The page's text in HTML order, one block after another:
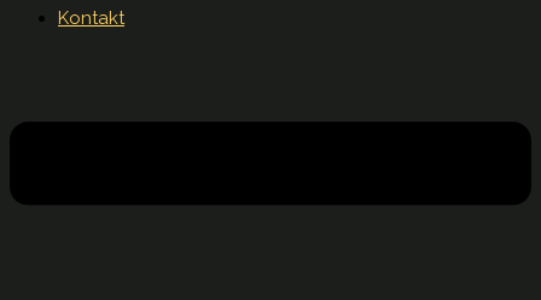
Kontakt